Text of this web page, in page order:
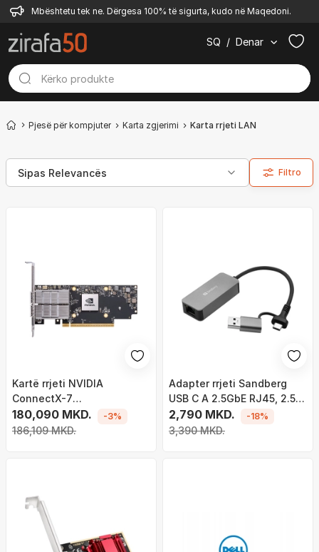
Mbështetu tek ne. Dërgesa 100% të sigurta, kudo në Maqedoni.
SQ / Denar
Pjesë për kompjuter Karta zgjerimi Karta rrjeti LAN
Filtro
Kartë rrjeti NVIDIA
ConnectX-7
MCX755106AS-HEAT,
200Gb/s NDR200 HDR
180,090 MKD.
186,109 MKD.
-3%
Adapter rrjeti Sandberg
USB C A 2.5GbE RJ45, 2.5
Gbps, gri
2,790 MKD.
3,390 MKD.
-18%